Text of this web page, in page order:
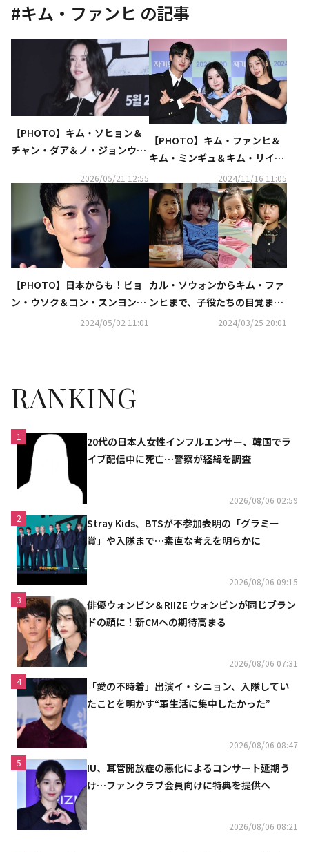
#キム・ファンヒ の記事
【PHOTO】キム・ソヒョン＆
チャン・ダア＆ノ・ジョンウィ
出席
2026/05/21 12:55
【PHOTO】キム・ファンヒ＆
キム・ミンギュ＆キム・リイェ
ら、映画「自分だけの部屋」記
者懇談会に出席
2024/11/16 11:05
【PHOTO】日本からも！ビョ
ン・ウソク＆コン・スンヨンら
「第25回全州国際映画祭」レッ
2024/05/02 11:01
カル・ソウォンからキム・ファ
ンヒまで、子役たちの目覚まし
2024/03/25 20:01
RANKING
1
20代の日本人女性インフルエンサー、韓国でラ
イブ配信中に死亡…警察が経緯を調査
2026/08/06 02:59
2
Stray Kids、BTSが不参加表明の「グラミー
賞」や入隊まで…素直な考えを明らかに
2026/08/06 09:15
3
俳優ウォンビン＆RIIZE ウォンビンが同じブラン
ドの顔に！新CMへの期待高まる
2026/08/06 07:31
4
「愛の不時着」出演イ・シニョン、入隊してい
たことを明かす“軍生活に集中したかった”
2026/08/06 08:47
5
IU、耳管開放症の悪化によるコンサート延期う
け…ファンクラブ会員向けに特典を提供へ
2026/08/06 08:21